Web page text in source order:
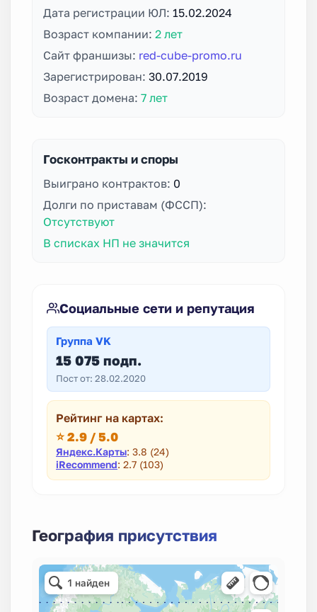
Дата регистрации ЮЛ: 15.02.2024
Возраст компании: 2 лет
Сайт франшизы: red-cube-promo.ru
Зарегистрирован: 30.07.2019
Возраст домена: 7 лет
Госконтракты и споры
Выиграно контрактов: 0
Долги по приставам (ФССП):
Отсутствуют
В списках НП не значится
Социальные сети и репутация
Группа VK
15 075 подп.
Пост от: 28.02.2020
Рейтинг на картах:
⭐ 2.9 / 5.0
Яндекс.Карты: 3.8 (24)
iRecommend: 2.7 (103)
География присутствия